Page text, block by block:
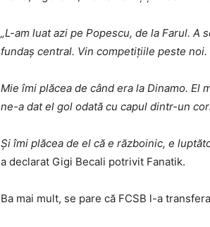
„L-am luat azi pe Popescu, de la Farul. A
fundaș central. Vin competițiile peste noi.
Mie îmi plăcea de când era la Dinamo. El
ne-a dat el gol odată cu capul dintr-un
Și îmi plăcea de el că e războinic, e
a declarat Gigi Becali potrivit Fanatik.
Ba mai mult, se pare că FCSB l-a